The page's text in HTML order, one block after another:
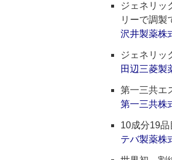
ジェネリッ
リーで調製
沢井製薬株
ジェネリッ
田辺三菱製
第一三共エ
第一三共株
10成分19品
テバ製薬株